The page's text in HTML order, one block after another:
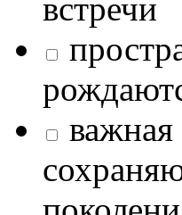
встречи
важная